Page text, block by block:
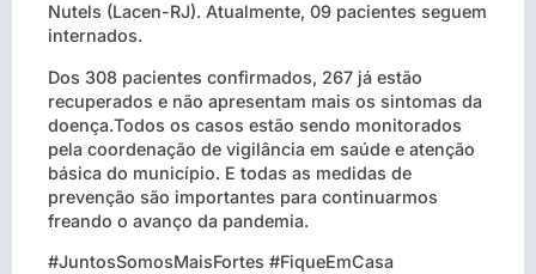
Nutels (Lacen-RJ). Atualmente, 09 pacientes seguem
internados.
Dos 308 pacientes confirmados, 267 já estão
recuperados e não apresentam mais os sintomas da
doença.Todos os casos estão sendo monitorados
pela coordenação de vigilância em saúde e atenção
básica do município. E todas as medidas de
prevenção são importantes para continuarmos
freando o avanço da pandemia.
#JuntosSomosMaisFortes #FiqueEmCasa